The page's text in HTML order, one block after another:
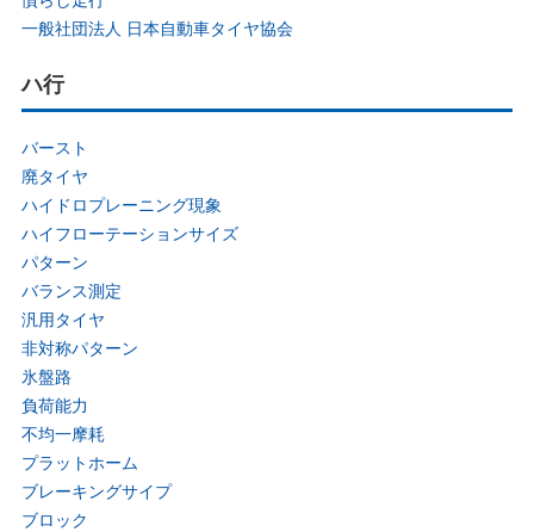
一般社団法人 日本自動車タイヤ協会
ハ行
バースト
廃タイヤ
ハイドロプレーニング現象
ハイフローテーションサイズ
パターン
バランス測定
汎用タイヤ
非対称パターン
氷盤路
負荷能力
不均一摩耗
プラットホーム
ブレーキングサイプ
ブロック